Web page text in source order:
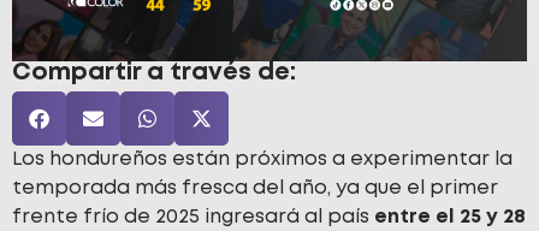
Compartir a través de:
Los hondureños están próximos a experimentar la
temporada más fresca del año, ya que el primer
frente frío de 2025 ingresará al país entre el 25 y 28